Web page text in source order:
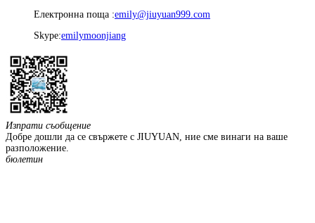
Електронна поща :emily@jiuyuan999.com
Skype:emilymoonjiang
Изпрати съобщение
Добре дошли да се свържете с JIUYUAN, ние сме винаги на ваше
разположение.
бюлетин